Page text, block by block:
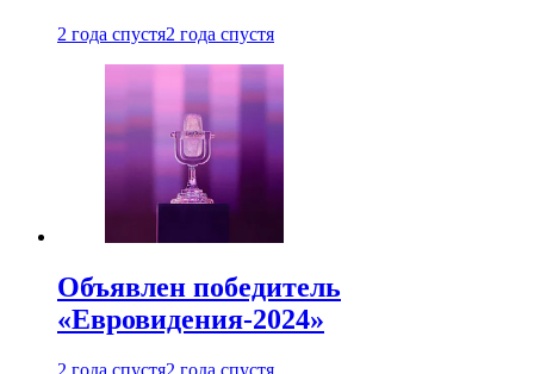
2 года спустя2 года спустя
Объявлен победитель
«Евровидения-2024»
2 года спустя2 года спустя